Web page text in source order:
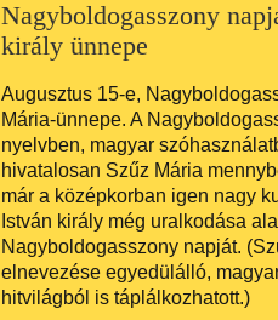
Nagyboldogasszony
király ünnepe
Augusztus 15-e,
Mária-ünnepe. A
nyelvben, magyar
hivatalosan Szűz Mária
már a középkorban igen nagy
István király még uralkodása
Nagyboldogasszony napját.
elnevezése egyedülálló,
hitvilágból is táplálkozhatott.)